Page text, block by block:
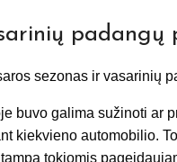
padangų
buvo galima sužinoti ar
kiekvieno automobilio.
tokiomis